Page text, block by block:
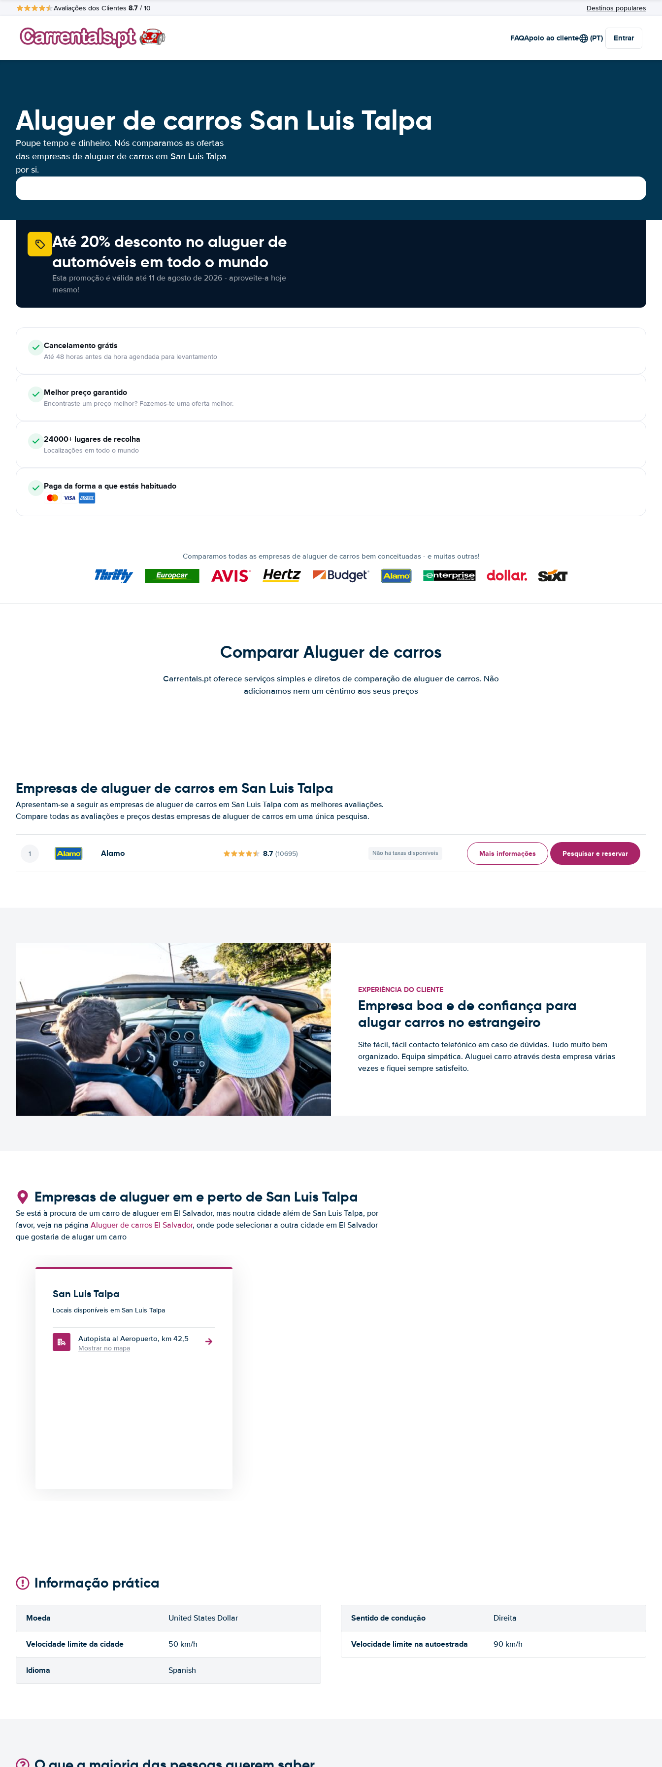
Avaliações dos Clientes 8.7 / 10 Destinos populares
FAQApoio ao cliente (PT) Entrar
Aluguer de carros San Luis Talpa
Poupe tempo e dinheiro. Nós comparamos as ofertas
das empresas de aluguer de carros em San Luis Talpa
por si.
Até 20% desconto no aluguer de
automóveis em todo o mundo
Esta promoção é válida até 11 de agosto de 2026 - aproveite-a hoje
mesmo!
Cancelamentográtis
Até 48 horas antes da hora agendada para levantamento
Melhor preço garantido
Encontraste um preço melhor? Fazemos-te uma oferta melhor.
24000+ lugares de recolha
Localizações em todo o mundo
Paga da forma a que estás habituado
Comparamos todas as empresas de aluguer de carros bem conceituadas - e muitas outras!
Comparar Aluguer de carros
Carrentals.pt oferece serviços simples e diretos de comparação de aluguer de carros. Não
adicionamos nem um cêntimo aos seus preços
Empresas de aluguer de carros em San Luis Talpa
Apresentam-se a seguir as empresas de aluguer de carros em San Luis Talpa com as melhores avaliações.
Compare todas as avaliações e preços destas empresas de aluguer de carros em uma única pesquisa.
Alamo 8.7 (10695) Não há taxas disponíveis Mais informações Pesquisar e reservar
EXPERIÊNCIA DO CLIENTE
Empresa boa e de confiança para
alugar carros no estrangeiro
Site fácil, fácil contacto telefónico em caso de dúvidas. Tudo muito bem
organizado. Equipa simpática. Aluguei carro através desta empresa várias
vezes e fiquei sempre satisfeito.
Empresas de aluguer em e perto de San Luis Talpa
Se está à procura de um carro de aluguer em El Salvador, mas noutra cidade além de San Luis Talpa, por
favor, veja na página Aluguer de carros El Salvador, onde pode selecionar a outra cidade em El Salvador
que gostaria de alugar um carro
San Luis Talpa
Locais disponíveis em San Luis Talpa
Autopista al Aeropuerto, km 42,5
Mostrar no mapa
Informação prática
Moeda United States Dollar Sentido de condução Direita
Velocidade limite da cidade 50 km/h Velocidade limite na autoestrada 90 km/h
Idioma Spanish